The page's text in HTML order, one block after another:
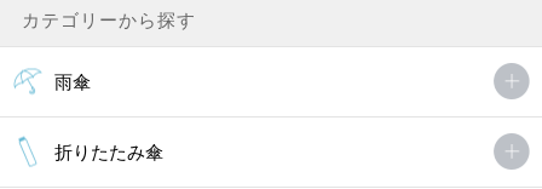
カテゴリーから探す
雨傘
折りたたみ傘